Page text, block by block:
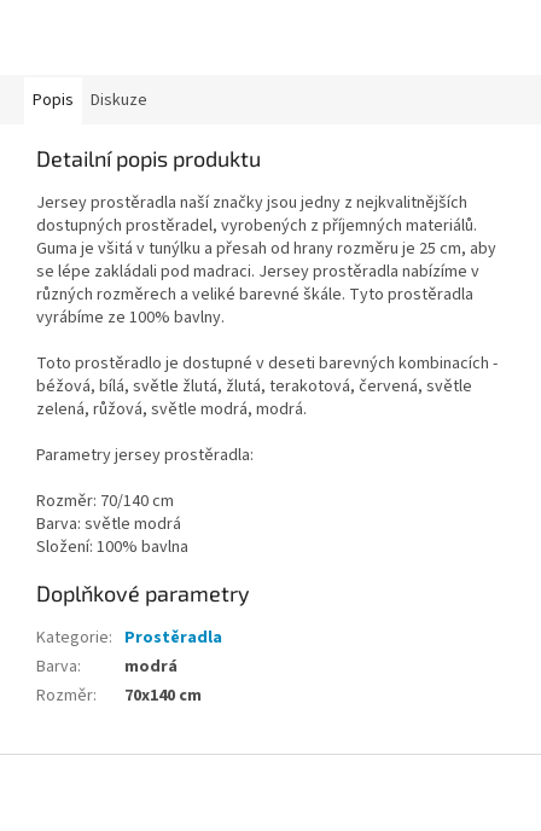
Popis Diskuze
Detailní popis produktu
Jersey prostěradla naší značky jsou jedny z nejkvalitnějších
dostupných prostěradel, vyrobených z příjemných materiálů.
Guma je všitá v tunýlku a přesah od hrany rozměru je 25 cm, aby
se lépe zakládali pod madraci. Jersey prostěradla nabízíme v
různých rozměrech a veliké barevné škále. Tyto prostěradla
vyrábíme ze 100% bavlny.
Toto prostěradlo je dostupné v deseti barevných kombinacích -
béžová, bílá, světle žlutá, žlutá, terakotová, červená, světle
zelená, růžová, světle modrá, modrá.
Parametry jersey prostěradla:
Rozměr: 70/140 cm
Barva: světle modrá
Složení: 100% bavlna
Doplňkové parametry
Kategorie: Prostěradla
Barva:
modrá
Rozměr: 70x140 cm